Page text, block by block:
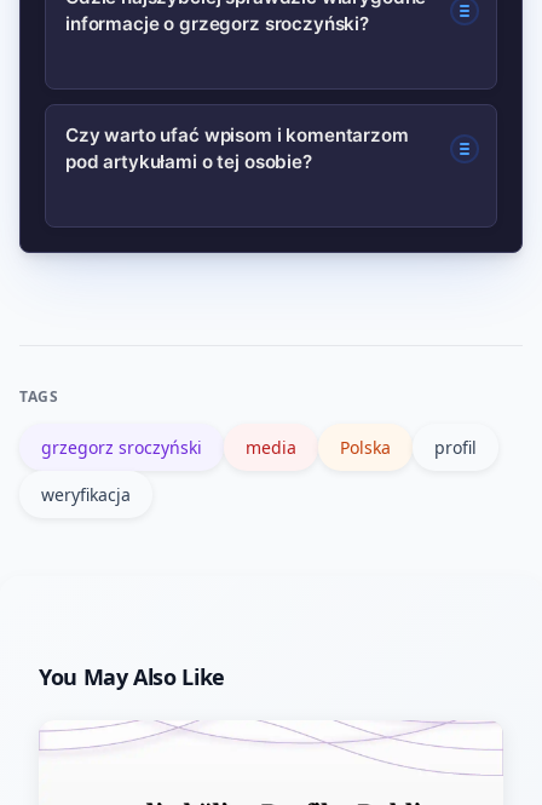
impulsów: wywiad, artykuł w dużym
media lub wydarzenie powiązane
tematycznie. W praktyce to
kombinacja publikacji i reakcji
informacje o grzegorz sroczyński?
Najpierw źródło pierwotne (wywiad,
nagranie). Potem porównanie relacji w
Czy warto ufać wpisom i komentarzom
pod artykułami o tej osobie?
Komentarze i anonimowe wpisy to
TAGS
grzegorz sroczyński media Polska profil
weryfikacja
You May Also Like